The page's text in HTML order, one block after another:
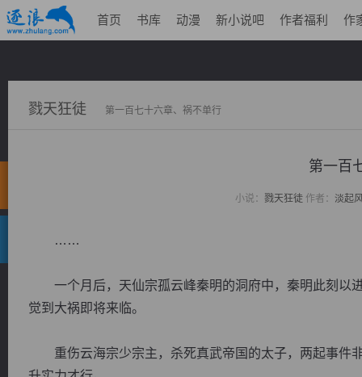
首页 书库 动漫 新小说吧 作者福利 作
戮天狂徒 第一百七十六章、祸不单行
第一百
小说： 戮天狂徒作者： 淡起
……
一个月后，天仙宗孤云峰秦明的洞府中，秦明此刻以
觉到大祸即将来临。
重伤云海宗少宗主，杀死真武帝国的太子，两起事件